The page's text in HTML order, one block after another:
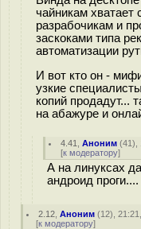
чайникам
разрабочикам и
заскоками типа
автоматизации
И вот кто он -
узкие
копий продадут...
на абажуре и
4.41 ,Аноним (41),
[к модератору]
А на линуксах
андроид
2.12 ,Аноним (12),
[к модератору]